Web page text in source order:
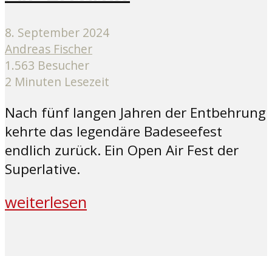
8. September 2024
Andreas Fischer
1.563 Besucher
2 Minuten Lesezeit
Nach fünf langen Jahren der Entbehrung
kehrte das legendäre Badeseefest
endlich zurück. Ein Open Air Fest der
Superlative.
weiterlesen